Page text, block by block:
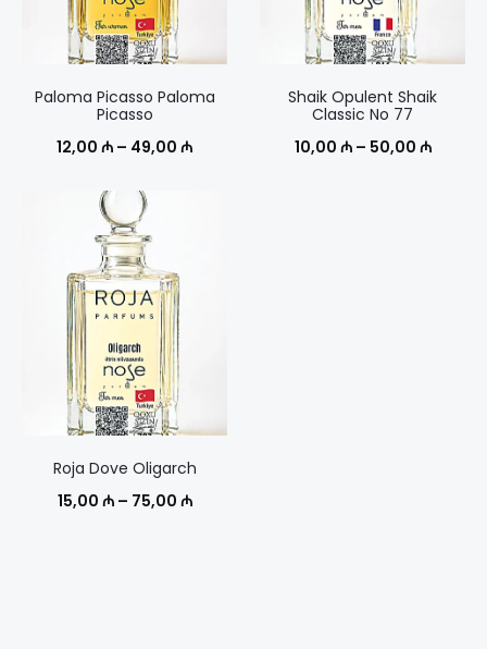
Paloma Picasso Paloma
Picasso
12,00 ₼ – 49,00 ₼Диапазон
Shaik Opulent Shaik
Classic No 77
10,00 ₼ – 50,00 ₼
Roja Dove Oligarch
15,00 ₼ – 75,00 ₼Диапазон